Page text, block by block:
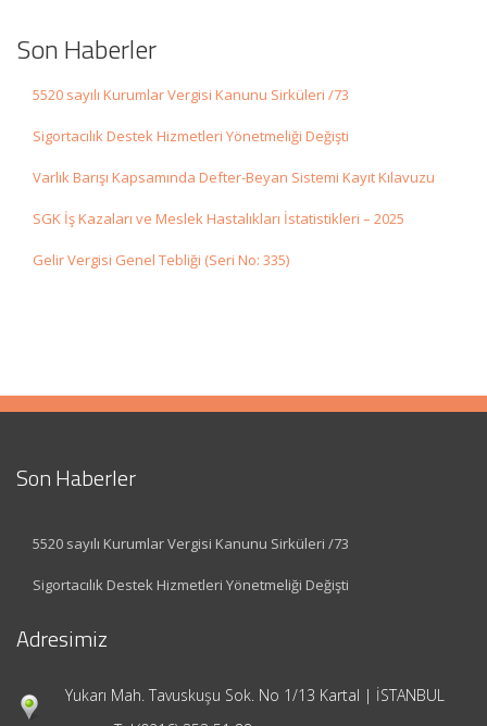
Son Haberler
5520 sayılı Kurumlar Vergisi Kanunu Sirküleri /73
Sigortacılık Destek Hizmetleri Yönetmeliği Değişti
Varlık Barışı Kapsamında Defter-Beyan Sistemi Kayıt Kılavuzu
SGK İş Kazaları ve Meslek Hastalıkları İstatistikleri – 2025
Gelir Vergisi Genel Tebliği (Seri No: 335)
Son Haberler
5520 sayılı Kurumlar Vergisi Kanunu Sirküleri /73
Sigortacılık Destek Hizmetleri Yönetmeliği Değişti
Adresimiz
Yukarı Mah. Tavuskuşu Sok. No 1/13 Kartal | İSTANBUL